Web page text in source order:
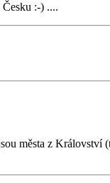
:-) ....
města z